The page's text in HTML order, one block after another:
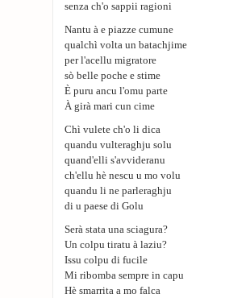
senza ch'o sappii ragioni
Nantu à e piazze cumune
qualchì volta un batachjime
per l'acellu migratore
sò belle poche e stime
È puru ancu l'omu parte
À girà mari cun cime
Chì vulete ch'o li dica
quandu vulteraghju solu
quand'elli s'avvideranu
ch'ellu hè nescu u mo volu
quandu li ne parleraghju
di u paese di Golu
Serà stata una sciagura?
Un colpu tiratu à laziu?
Issu colpu di fucile
Mi ribomba sempre in capu
Hè smarrita a mo falca